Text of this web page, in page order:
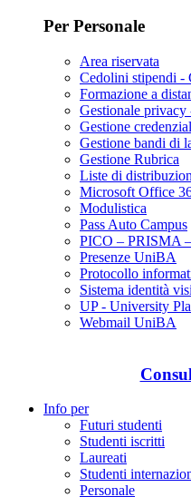
Per Personale
Area riservata
Cedolini stipendi -
Formazione a
Gestionale
Gestione
Gestione bandi di
Gestione Rubrica
Liste di
Microsoft Office
Modulistica
Pass Auto Campus
PICO – PRISMA
Presenze UniBA
Protocollo
Sistema identità
UP - University
Webmail UniBA
Info per
Futuri studenti
Studenti iscritti
Laureati
Studenti
Personale